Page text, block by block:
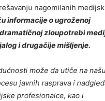
nagomilanih
informacije o ugroženoj
zloupotrebi
i drugačije mišljenje.
može da utiče na
javnih rasprava i
profesionalce, kao i